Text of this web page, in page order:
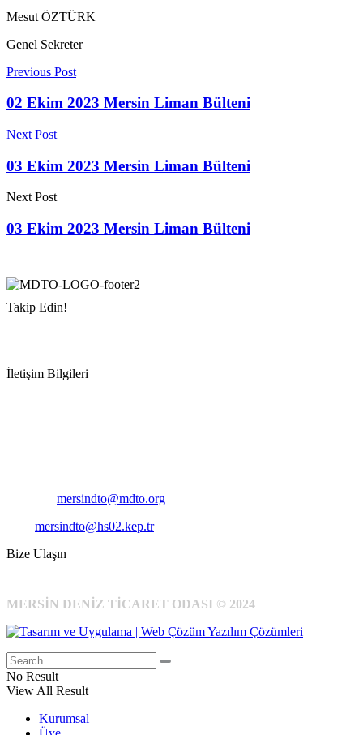
Mesut ÖZTÜRK
Genel Sekreter
Previous Post
02 Ekim 2023 Mersin Liman Bülteni
Next Post
03 Ekim 2023 Mersin Liman Bülteni
Next Post
03 Ekim 2023 Mersin Liman Bülteni
Takip Edin!
İletişim Bilgileri
mersindto@mdto.org
mersindto@hs02.kep.tr
Bize Ulaşın
MERSİN DENİZ TİCARET ODASI © 2024
No Result
View All Result
Kurumsal